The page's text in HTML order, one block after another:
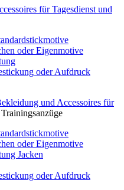
für Tagesdienst und
oder Eigenmotive
oder Aufdruck
und Accessoires für
oder Eigenmotive
Jacken
oder Aufdruck